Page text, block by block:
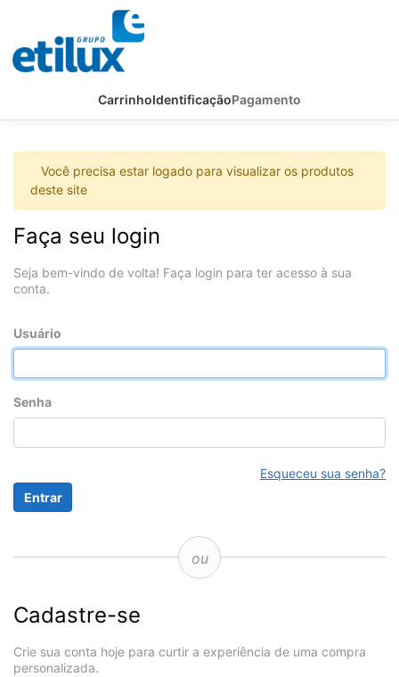
CarrinhoIdentificaçãoPagamento
Você precisa estar logado para visualizar os produtos
deste site
Faça seu login
Seja bem-vindo de volta! Faça login para ter acesso à sua
conta.
Usuário
Senha
Esqueceu sua senha?
ou
Cadastre-se
Crie sua conta hoje para curtir a experiência de uma compra
personalizada.